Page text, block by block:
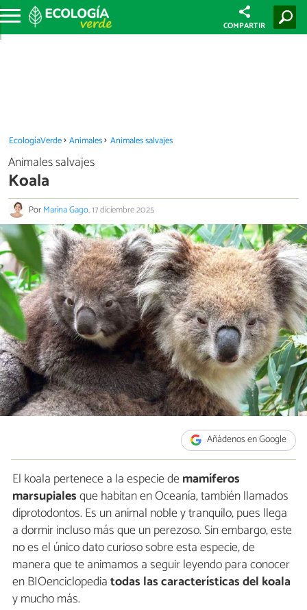
COMPARTIR
EcologíaVerde Animales Animales salvajes
Animales salvajes
Koala
PorMarina Gago.17 diciembre 2025
Añádenos en Google
El koala pertenece a la especie demamíferos
marsupialesque habitan en Oceanía, también llamados
diprotodontos. Es un animal noble y tranquilo, pues llega
a dormir incluso más que un perezoso. Sin embargo, este
no es el único dato curioso sobre esta especie, de
manera que te animamos a seguir leyendo para conocer
en BIOenciclopediatodas las características del koala
y mucho más.